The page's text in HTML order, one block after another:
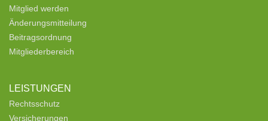
Mitglied werden
Änderungsmitteilung
Beitragsordnung
Mitgliederbereich
LEISTUNGEN
Rechtsschutz
Versicherungen